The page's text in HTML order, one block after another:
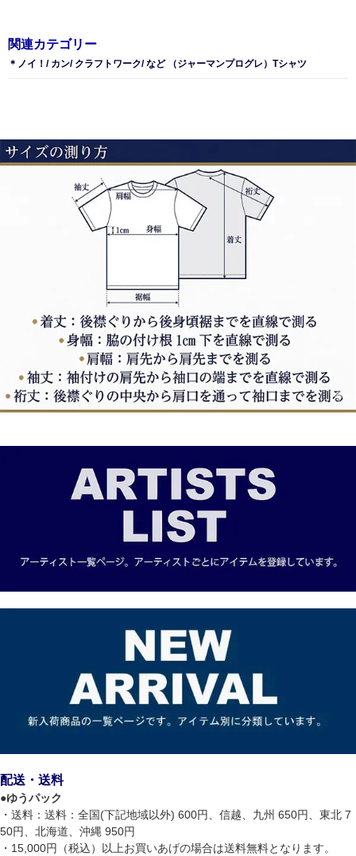
関連カテゴリー
＊ノイ！/ カン/ クラフトワーク/ など （ジャーマンプログレ）Tシャツ
配送・送料
●ゆうパック
・送料：送料：全国(下記地域以外) 600円、信越、九州 650円、東北 7
50円、北海道、沖縄 950円
・15,000円（税込）以上お買いあげの場合は送料無料となります。